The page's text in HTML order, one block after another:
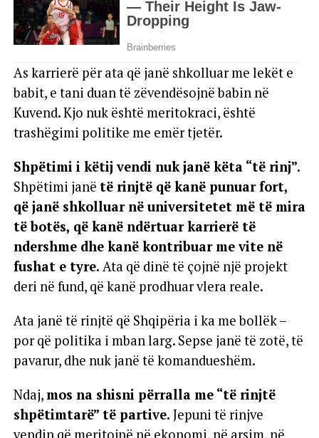
As karrierë për ata që janë shkolluar me lekët e
babit, e tani duan të zëvendësojnë babin në
Kuvend. Kjo nuk është meritokraci, është
trashëgimi politike me emër tjetër.
Shpëtimi i këtij vendi nuk janë këta “të rinj”.
Shpëtimi janë të rinjtë që kanë punuar fort,
që janë shkolluar në universitetet më të mira
të botës, që kanë ndërtuar karrierë të
ndershme dhe kanë kontribuar me vite në
fushat e tyre. Ata që dinë të çojnë një projekt
deri në fund, që kanë prodhuar vlera reale.
Ata janë të rinjtë që Shqipëria i ka me bollëk –
por që politika i mban larg. Sepse janë të zotë, të
pavarur, dhe nuk janë të komandueshëm.
Ndaj,mos na shisni përralla me “të rinjtë
shpëtimtarë” të partive. Jepuni të rinjve
vendin që meritojnë në ekonomi, në arsim, në